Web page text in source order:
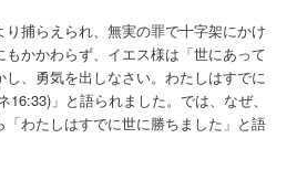
捕らえられ、無実の罪で十字架にかけ
もかかわらず、イエス様は「世にあって
、勇気を出しなさい。わたしはすでに
」と語られました。では、なぜ、
わたしはすでに世に勝ちました」と語